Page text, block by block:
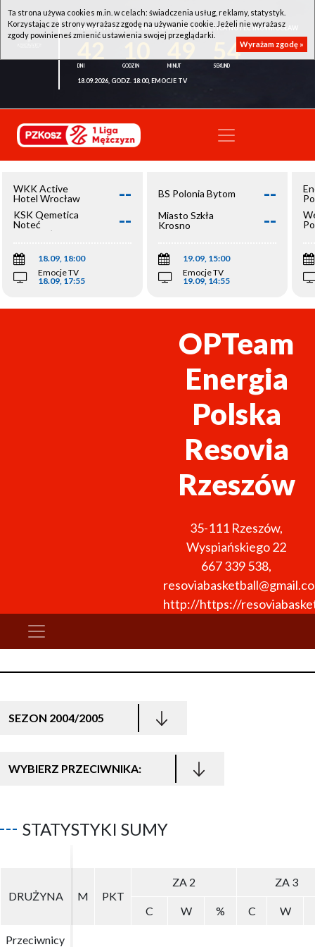
WKK ACTIVE HOTEL WROCŁAW - KSK QEMETICA NOTEĆ INOWROCŁAW
54
18.09.2026, GODZ. 18:00, EMOCJE TV
WKK Active
Hotel Wrocław
--
KSK Qemetica
Noteć
Inowrocław
--
18.09, 18:00
Emocje TV
18.09, 17:55
BS Polonia Bytom --
Miasto Szkła
Krosno
--
19.09, 15:00
Emocje TV
19.09, 14:55
OPTeam
Energia
Polska
Resovia
Rzeszów
35-111 Rzeszów,
Wyspiańskiego 22
667 339 538,
http://https://
SEZON 2004/2005
WYBIERZ PRZECIWNIKA:
STATYSTYKI SUMY
DRUŻYNA M PKT
ZA 2 ZA 3
C W % C W
Przeciwnicy
DRUŻYNA M PKT
ZA 2 ZA 3
C W % C W
Przeciwnicy
Ta strona używa cookies m.in. w celach: świadczenia usług, reklamy, statystyk.
Korzystając ze strony wyrażasz zgodę na używanie cookie. Jeżeli nie wyrażasz
zgody powinieneś zmienić ustawienia swojej przeglądarki.
Wyrażam zgodę »